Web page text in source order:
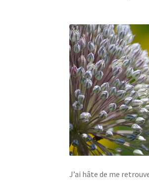
J’ai hâte de me